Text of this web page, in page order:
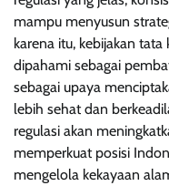
mampu menyusun
karena itu, kebijakan
dipahami sebagai
sebagai upaya
lebih sehat dan
regulasi akan
memperkuat posisi
mengelola kekayaan